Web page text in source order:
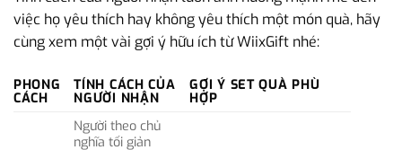
việc họ yêu thích hay không yêu thích một món quà, hãy
cùng xem một vài gợi ý hữu ích từ WiixGift nhé:
PHONG
CÁCH
TÍNH CÁCH CỦA
NGƯỜI NHẬN
GỢI Ý SET QUÀ PHÙ
HỢP
Người theo chủ
nghĩa tối giản